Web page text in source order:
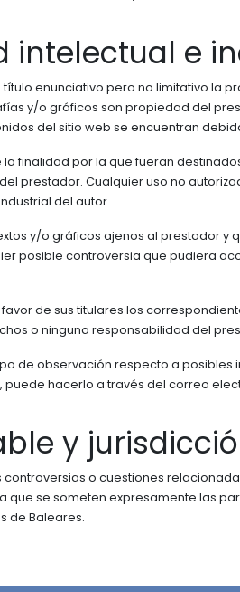
intelectual e
título enunciativo pero no limitativo la
y/o gráficos son propiedad del
del sitio web se encuentran
finalidad por la que fueran
prestador. Cualquier uso no
del autor.
y/o gráficos ajenos al prestador
posible controversia que pudiera
de sus titulares los
o ninguna responsabilidad del
de observación respecto a
puede hacerlo a través del correo
y
controversias o cuestiones
que se someten expresamente las
de Baleares.